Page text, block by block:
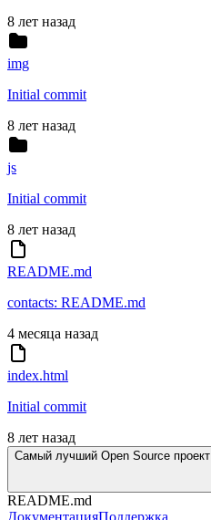
8 лет назад
img
Initial commit
8 лет назад
js
Initial commit
8 лет назад
README.md
contacts: README.md
4 месяца назад
index.html
Initial commit
8 лет назад
Самый лучший Open Source проект
README.md